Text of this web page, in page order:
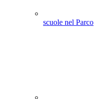
scuole nel Parco